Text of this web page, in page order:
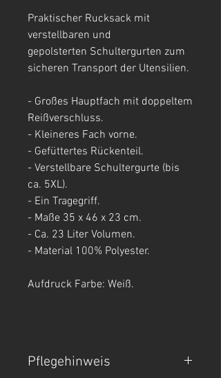
Praktischer Rucksack mit
verstellbaren und
gepolsterten Schultergurten zum
sicheren Transport der Utensilien.
- Großes Hauptfach mit doppeltem
Reißverschluss.
- Kleineres Fach vorne.
- Gefüttertes Rückenteil.
- Verstellbare Schultergurte (bis
ca. 5XL).
- Ein Tragegriff.
- Maße 35 x 46 x 23 cm.
- Ca. 23 Liter Volumen.
- Material 100% Polyester.
Aufdruck Farbe: Weiß.
Pflegehinweis